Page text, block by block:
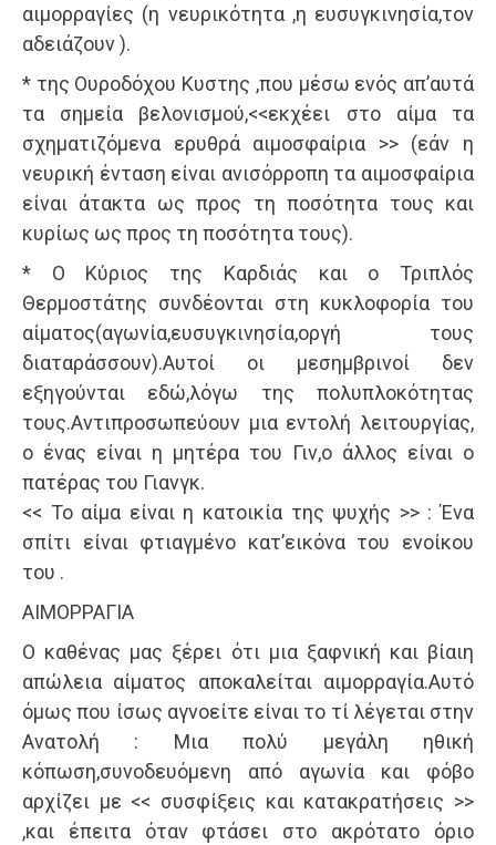
αιμορραγίες (η νευρικότητα ,η ευσυγκινησία,τον
αδειάζουν ).
* της Ουροδόχου Κυστης ,που μέσω ενός απ’αυτά
τα σημεία βελονισμού,<<εκχέει στο αίμα τα
σχηματιζόμενα ερυθρά αιμοσφαίρια >> (εάν η
νευρική ένταση είναι ανισόρροπη τα αιμοσφαίρια
είναι άτακτα ως προς τη ποσότητα τους και
κυρίως ως προς τη ποσότητα τους).
* Ο Κύριος της Καρδιάς και ο Τριπλός
Θερμοστάτης συνδέονται στη κυκλοφορία του
αίματος(αγωνία,ευσυγκινησία,οργή τους
διαταράσσουν).Αυτοί οι μεσημβρινοί δεν
εξηγούνται εδώ,λόγω της πολυπλοκότητας
τους.Αντιπροσωπεύουν μια εντολή λειτουργίας,
ο ένας είναι η μητέρα του Γιν,ο άλλος είναι ο
πατέρας του Γιανγκ.
<< Το αίμα είναι η κατοικία της ψυχής >> : Ένα
σπίτι είναι φτιαγμένο κατ’εικόνα του ενοίκου
του .
ΑΙΜΟΡΡΑΓΙΑ
Ο καθένας μας ξέρει ότι μια ξαφνική και βίαιη
απώλεια αίματος αποκαλείται αιμορραγία.Αυτό
όμως που ίσως αγνοείτε είναι το τί λέγεται στην
Ανατολή : Μια πολύ μεγάλη ηθική
κόπωση,συνοδευόμενη από αγωνία και φόβο
αρχίζει με << συσφίξεις και κατακρατήσεις >>
,και έπειτα όταν φτάσει στο ακρότατο όριο